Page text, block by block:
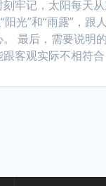
牢记，太阳每天
光”和“雨露”，
最后，需要说明
客观实际不相符合